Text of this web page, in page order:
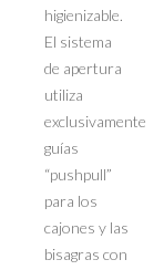
higienizable.
El sistema
de apertura
utiliza
exclusivamente
guías
“pushpull”
para los
cajones y las
bisagras con